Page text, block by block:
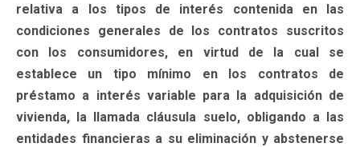
relativa a los tipos de interés contenida en las
condiciones generales de los contratos suscritos
con los consumidores, en virtud de la cual se
establece un tipo mínimo en los contratos de
préstamo a interés variable para la adquisición de
vivienda, la llamada cláusula suelo, obligando a las
entidades financieras a su eliminación y abstenerse